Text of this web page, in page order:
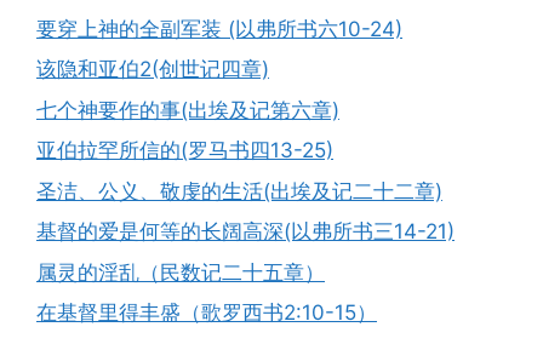
要穿上神的全副军装 (以弗所书六10-24)
该隐和亚伯2(创世记四章)
七个神要作的事(出埃及记第六章)
亚伯拉罕所信的(罗马书四13-25)
圣洁、公义、敬虔的生活(出埃及记二十二章)
基督的爱是何等的长阔高深(以弗所书三14-21)
属灵的淫乱（民数记二十五章）
在基督里得丰盛（歌罗西书2:10-15）